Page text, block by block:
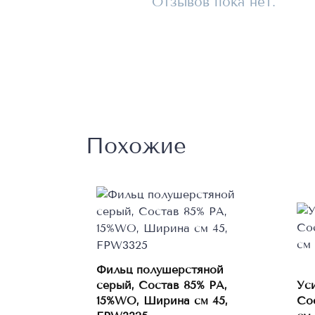
Похожие
В корзину
Фильц полушерстяной
серый, Состав 85% PA,
15%WO, Ширина см 45,